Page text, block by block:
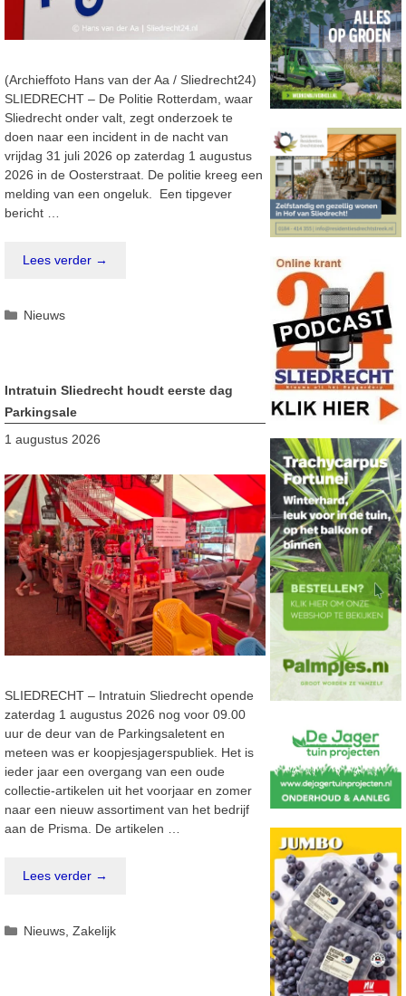
(Archieffoto Hans van der Aa / Sliedrecht24)
SLIEDRECHT – De Politie Rotterdam, waar
Sliedrecht onder valt, zegt onderzoek te
doen naar een incident in de nacht van
vrijdag 31 juli 2026 op zaterdag 1 augustus
2026 in de Oosterstraat. De politie kreeg een
melding van een ongeluk. Een tipgever
bericht …
Lees verder →
Categorieën
Nieuws
Intratuin Sliedrecht houdt eerste dag
Parkingsale
1 augustus 2026
SLIEDRECHT – Intratuin Sliedrecht opende
zaterdag 1 augustus 2026 nog voor 09.00
uur de deur van de Parkingsaletent en
meteen was er koopjesjagerspubliek. Het is
ieder jaar een overgang van een oude
collectie-artikelen uit het voorjaar en zomer
naar een nieuw assortiment van het bedrijf
aan de Prisma. De artikelen …
Lees verder →
Categorieën
Nieuws ,Zakelijk